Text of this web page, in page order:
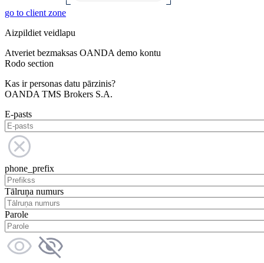
go to client zone
Aizpildiet veidlapu
Atveriet bezmaksas OANDA demo kontu
Rodo section
Kas ir personas datu pārzinis?
OANDA TMS Brokers S.A.
E-pasts
phone_prefix
Tālruņa numurs
Parole